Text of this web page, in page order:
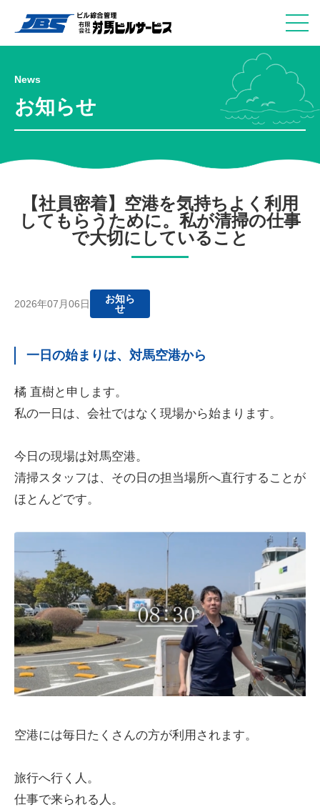
News
お知らせ
【社員密着】空港を気持ちよく利用
してもらうために。私が清掃の仕事
で大切にしていること
2026年07月06日
お知ら
せ
一日の始まりは、対馬空港から
橘 直樹と申します。
私の一日は、会社ではなく現場から始まります。
今日の現場は対馬空港。
清掃スタッフは、その日の担当場所へ直行することが
ほとんどです。
空港には毎日たくさんの方が利用されます。
旅行へ行く人。
仕事で来られる人。